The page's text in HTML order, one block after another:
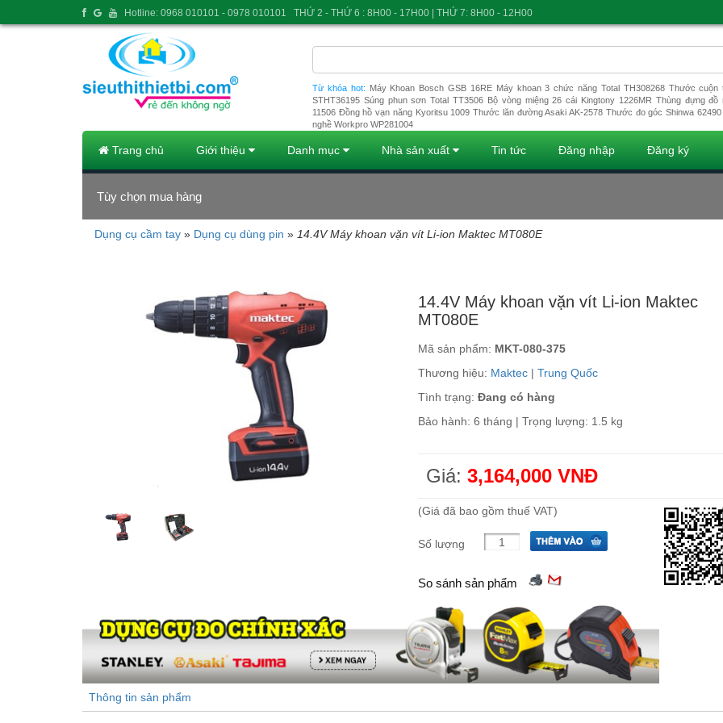
Từ khóa hot: Máy Khoan Bosch GSB 16RE Máy khoan 3 chức năng Total TH308268 Thước cuộn
STHT36195 Súng phun sơn Total TT3506 Bộ vòng miệng 26 cái Kingtony 1226MR Thùng đựng đồ
11506 Đồng hồ vạn năng Kyoritsu 1009 Thước lăn đường Asaki AK-2578 Thước đo góc Shinwa 62490
nghề Workpro WP281004
Trang chủ Giới thiệu Danh mục Nhà sản xuất Tin tức Đăng nhập Đăng ký
Tùy chọn mua hàng
Dụng cụ cầm tay » Dụng cụ dùng pin » 14.4V Máy khoan vặn vít Li-ion Maktec MT080E
14.4V Máy khoan vặn vít Li-ion Maktec
MT080E
Mã sản phẩm: MKT-080-375
Thương hiệu: Maktec |Trung Quốc
Tình trạng: Đang có hàng
Bảo hành: 6 tháng | Trọng lượng: 1.5 kg
Giá:3,164,000 VNĐ
(Giá đã bao gồm thuế VAT)
Số lượng
So sánh sản phẩm
Thông tin sản phẩm
Hotline: 0968 010101 - 0978 010101 THỨ 2 - THỨ 6 : 8H00 - 17H00 | THỨ 7: 8H00 - 12H00